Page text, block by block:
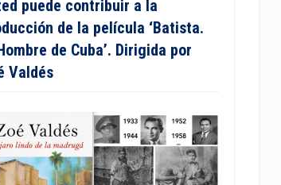
puede contribuir a la
de la película ‘Batista.
de Cuba’. Dirigida por
Valdés